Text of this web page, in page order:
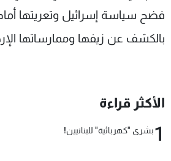
فضح سياسة إسرائيل وتعريتها أمام
بالكشف عن زيفها وممارساتها
الأكثر قراءة
1بشرى "كهربائية" للبنانيين!